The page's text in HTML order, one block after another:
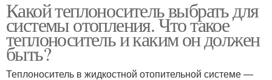
Какой теплоноситель выбрать для
системы отопления. Что такое
теплоноситель и каким он должен
быть?
Теплоноситель в жидкостной отопительной системе —